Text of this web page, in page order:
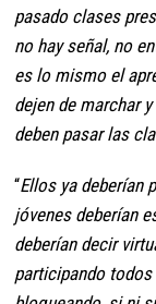
pasado clases
no hay señal, no
es lo mismo el
dejen de marchar
deben pasar las
“Ellos ya deberían
jóvenes deberían
deberían decir
participando